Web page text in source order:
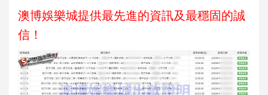
澳博娛樂城提供最先進的資訊及最穩固的誠
信！